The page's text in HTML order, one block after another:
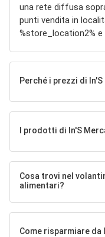
una rete diffusa
punti vendita in
%store_location2%
Perché i prezzi di
I prodotti di In'S
Cosa trovi nel
alimentari?
Come risparmiare da